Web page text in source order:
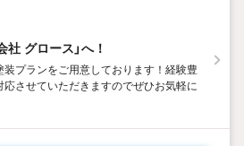
社 グロース」へ！
プランをご用意しております！経験豊
させていただきますのでぜひお気軽に